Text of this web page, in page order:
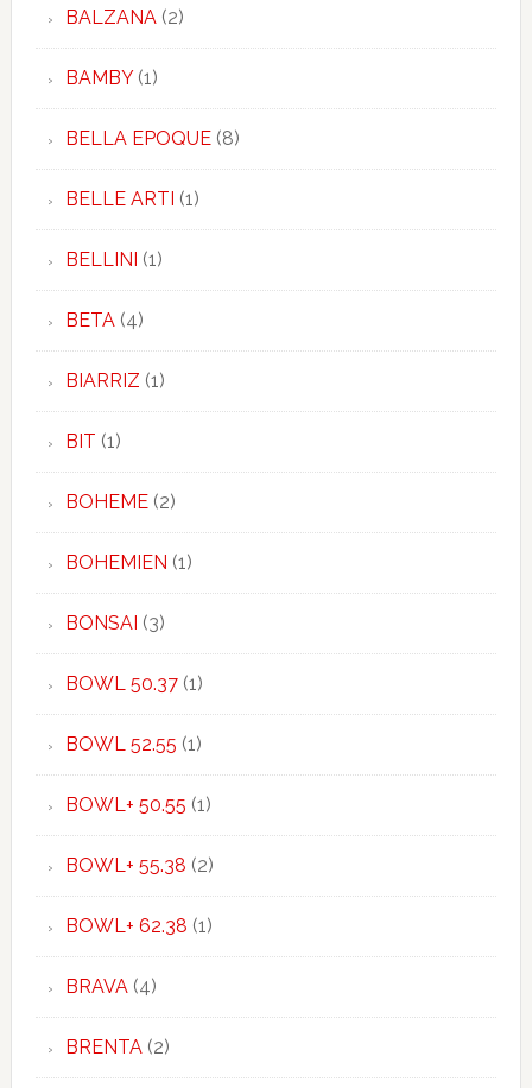
BALZANA(2)
BAMBY(1)
BELLA EPOQUE(8)
BELLE ARTI (1)
BELLINI (1)
BETA(4)
BIARRIZ (1)
BIT (1)
BOHEME(2)
BOHEMIEN (1)
BONSAI (3)
BOWL 50.37(1)
BOWL 52.55 (1)
BOWL+ 50.55 (1)
BOWL+ 55.38 (2)
BOWL+ 62.38 (1)
BRAVA(4)
BRENTA(2)